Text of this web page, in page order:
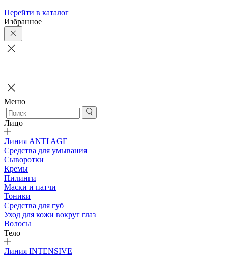
Перейти в каталог
Избранное
Меню
Лицо
Линия ANTI AGE
Средства для умывания
Сыворотки
Кремы
Пилинги
Маски и патчи
Тоники
Средства для губ
Уход для кожи вокруг глаз
Волосы
Тело
Линия INTENSIVE